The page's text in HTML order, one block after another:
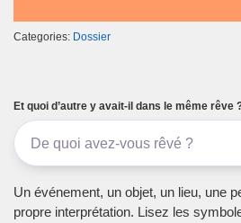
Categories: Dossier
Et quoi d’autre y avait-il dans le même rêve
Un événement, un objet, un lieu, une
propre interprétation. Lisez les